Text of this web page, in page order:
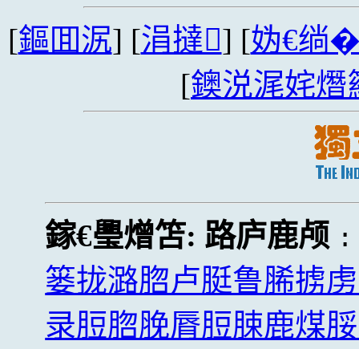
[鏂囬泦] [涓撻] [妫€绱
[鐭涚浘姹熸
鎵€璺熷笘: 路庐鹿颅
篓拢潞脗卢脡鲁脪掳
录脰脗脕脣脰脨鹿煤